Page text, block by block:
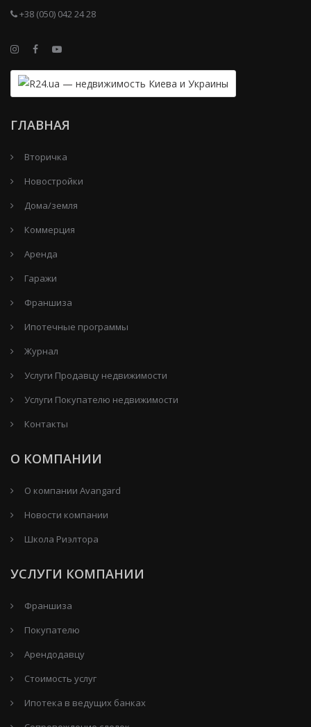
+38 (050) 042 24 28
ГЛАВНАЯ
Вторичка
Новостройки
Дома/земля
Коммерция
Аренда
Гаражи
Франшиза
Ипотечные программы
Журнал
Услуги Продавцу недвижимости
Услуги Покупателю недвижимости
Контакты
О КОМПАНИИ
О компании Avangard
Новости компании
Школа Риэлтора
УСЛУГИ КОМПАНИИ
Франшиза
Покупателю
Арендодавцу
Стоимость услуг
Ипотека в ведущих банках